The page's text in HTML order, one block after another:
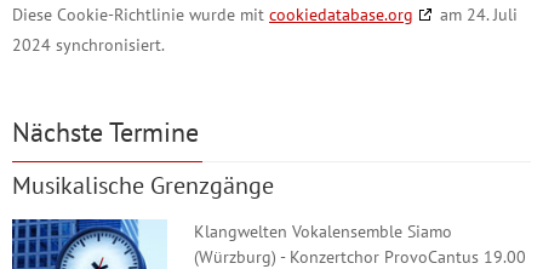
Diese Cookie-Richtlinie wurde mit cookiedatabase.org
am 24. Juli
2024 synchronisiert.
Nächste Termine
Musikalische Grenzgänge
Klangwelten Vokalensemble Siamo
(Würzburg) - Konzertchor ProvoCantus 19.00